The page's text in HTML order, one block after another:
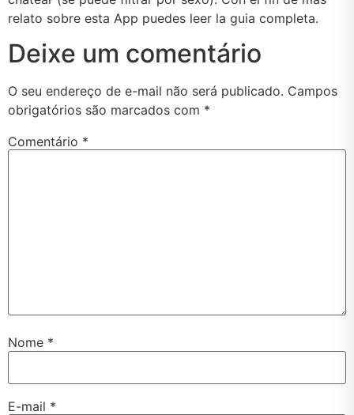
relato sobre esta App puedes leer la guia completa.
Deixe um comentário
O seu endereço de e-mail não será publicado. Campos
obrigatórios são marcados com *
Comentário *
Nome *
E-mail *